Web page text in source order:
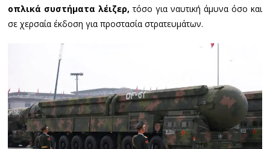
οπλικά συστήματα λέιζερ, τόσο για ναυτική άμυνα όσο και
σε χερσαία έκδοση για προστασία στρατευμάτων.